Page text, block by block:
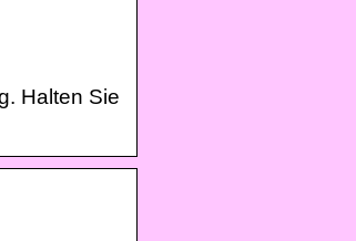
Halten Sie